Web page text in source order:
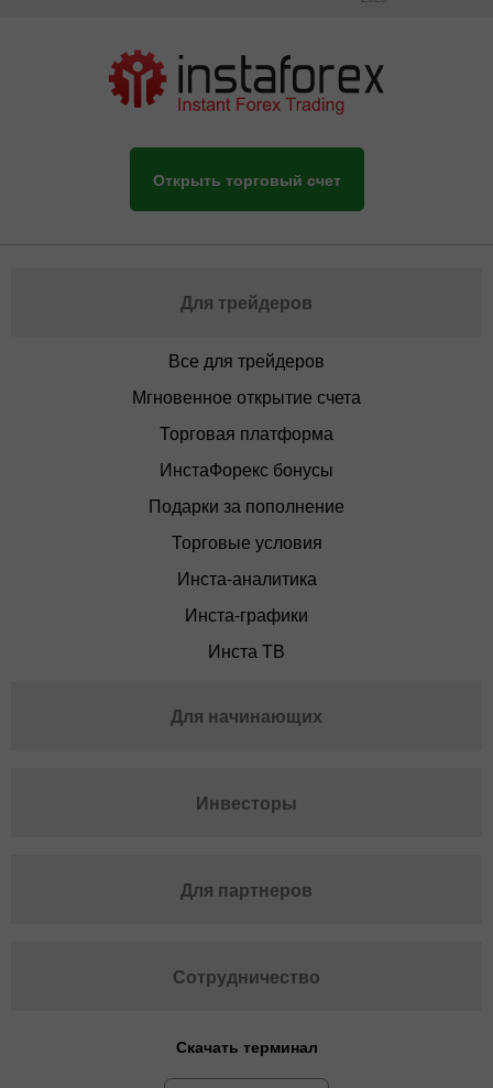
Открыть торговый счет
Для трейдеров
Все для трейдеров
Мгновенное открытие счета
Торговая платформа
ИнстаФорекс бонусы
Подарки за пополнение
Торговые условия
Инста-аналитика
Инста-графики
Инста ТВ
Для начинающих
Инвесторы
Для партнеров
Сотрудничество
Скачать терминал